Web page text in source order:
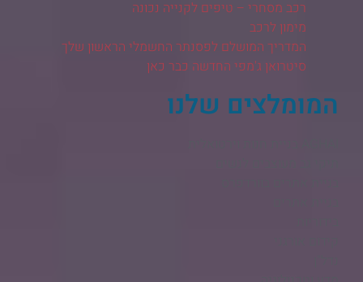
רכב מסחרי – טיפים לקנייה נכונה
מימון לרכב
המדריך המושלם לפסנתר החשמלי הראשון שלך
סיטרואן ג'מפי החדשה כבר כאן
המומלצים שלנו